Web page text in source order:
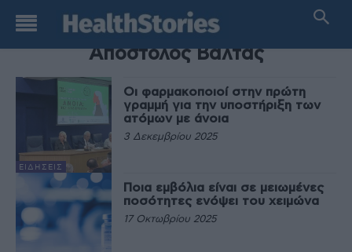
TAG
Απόστολος Βαλτάς
ΕΙΔΉΣΕΙΣ
Οι φαρμακοποιοί στην πρώτη
γραμμή για την υποστήριξη των
ατόμων με άνοια
3 Δεκεμβρίου 2025
Ποια εμβόλια είναι σε μειωμένες
ποσότητες ενόψει του χειμώνα
17 Οκτωβρίου 2025